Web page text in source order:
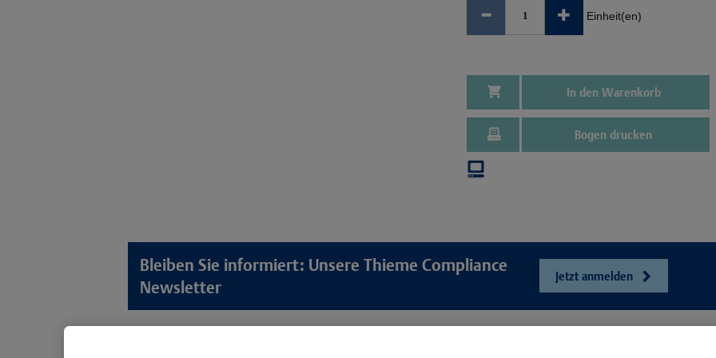
Einheit(en)
In den Warenkorb
Bogen drucken
Bleiben Sie informiert: Unsere Thieme Compliance
Newsletter
Jetzt anmelden